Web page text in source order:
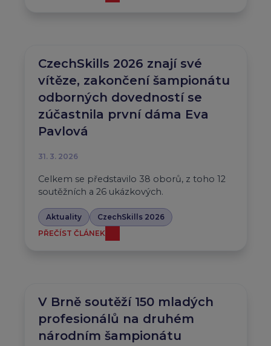
CzechSkills 2026 znají své
vítěze, zakončení šampionátu
odborných dovedností se
zúčastnila první dáma Eva
Pavlová
31. 3. 2026
Celkem se představilo 38 oborů, z toho 12
soutěžních a 26 ukázkových.
Aktuality
CzechSkills 2026
PŘEČÍST ČLÁNEK
V Brně soutěží 150 mladých
profesionálů na druhém
národním šampionátu